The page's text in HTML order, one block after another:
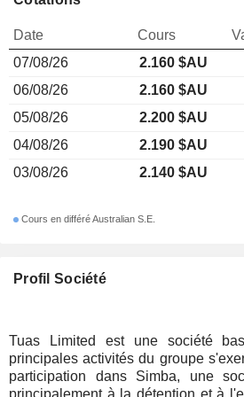
Profil Société
Tuas Limited est une société
principales activités du groupe
participation dans Simba, une
principalement à la détention et à
Date Cours
07/08/26
2.160 $AU
06/08/26
2.160 $AU
05/08/26
2.200 $AU
04/08/26
2.190 $AU
03/08/26
2.140 $AU
Cours en différé Australian S.E.